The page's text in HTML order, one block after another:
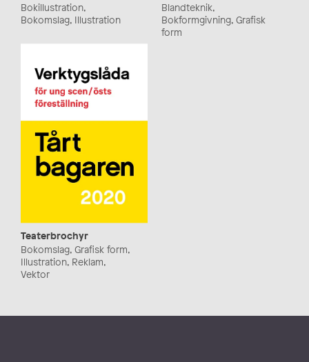
Bokillustration,
Bokomslag, Illustration
Blandteknik,
Bokformgivning, Grafisk
form
Teaterbrochyr
Bokomslag, Grafisk form,
Illustration, Reklam,
Vektor